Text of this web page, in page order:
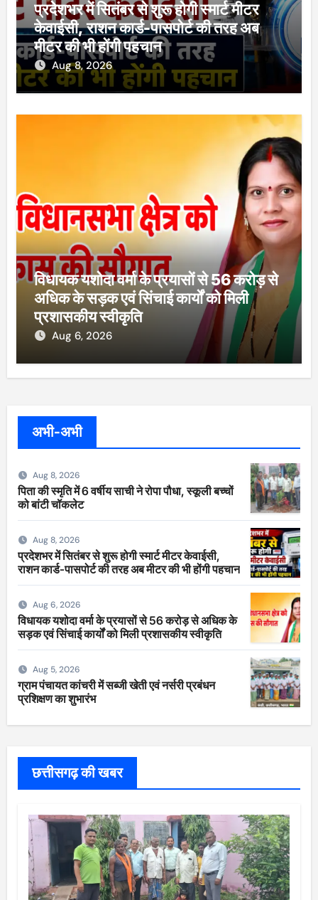
प्रदेशभर में सितंबर से शुरू होगी स्मार्ट मीटर
केवाईसी, राशन कार्ड-पासपोर्ट की तरह अब
मीटर की भी होंगी पहचान
Aug 8, 2026
विधायक यशोदा वर्मा के प्रयासों से 56 करोड़ से
अधिक के सड़क एवं सिंचाई कार्यों को मिली
प्रशासकीय स्वीकृति
Aug 6, 2026
अभी-अभी
Aug 8, 2026
पिता की स्मृति में 6 वर्षीय साची ने रोपा पौधा, स्कूली बच्चों
को बांटी चॉकलेट
Aug 8, 2026
प्रदेशभर में सितंबर से शुरू होगी स्मार्ट मीटर केवाईसी,
राशन कार्ड-पासपोर्ट की तरह अब मीटर की भी होंगी पहचान
Aug 6, 2026
विधायक यशोदा वर्मा के प्रयासों से 56 करोड़ से अधिक के
सड़क एवं सिंचाई कार्यों को मिली प्रशासकीय स्वीकृति
Aug 5, 2026
ग्राम पंचायत कांचरी में सब्जी खेती एवं नर्सरी प्रबंधन
प्रशिक्षण का शुभारंभ
छत्तीसगढ़ की खबर